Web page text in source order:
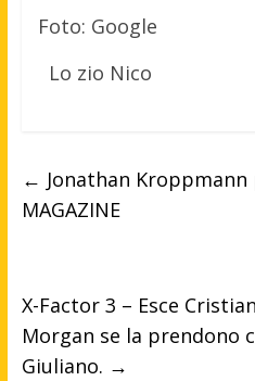
Foto: Google
Lo zio Nico
← Jonathan Kroppmann
MAGAZINE
X-Factor 3 – Esce
Morgan se la prendono
Giuliano. →